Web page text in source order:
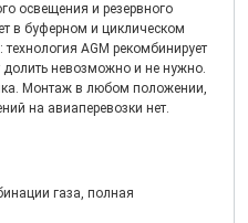
освещения и резервного
в буферном и циклическом
AGM рекомбинирует
долить невозможно и не нужно.
Монтаж в любом положении,
на авиаперевозки нет.
газа, полная